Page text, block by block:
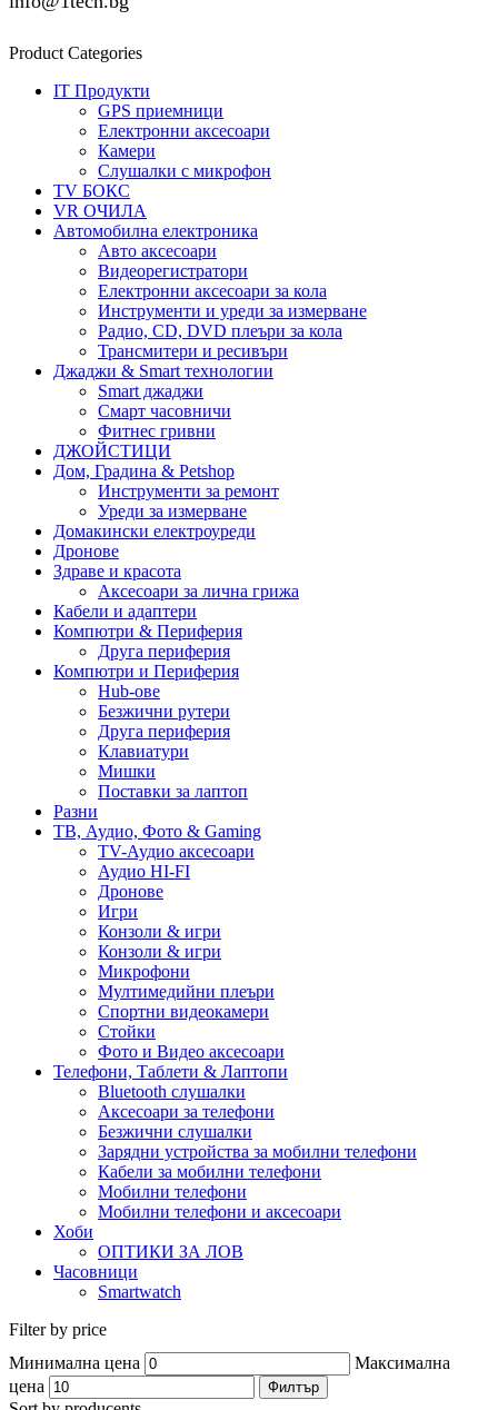
Product Categories
IT Продукти
GPS приемници
Електронни аксесоари
Камери
Слушалки с микрофон
TV БОКС
VR ОЧИЛА
Автомобилна електроника
Авто аксесоари
Видеорегистратори
Електронни аксесоари за кола
Инструменти и уреди за измерване
Радио, CD, DVD плеъри за кола
Трансмитери и ресивъри
Джаджи & Smart технологии
Smart джаджи
Смарт часовничи
Фитнес гривни
ДЖОЙСТИЦИ
Дом, Градина & Petshop
Инструменти за ремонт
Уреди за измерване
Домакински електроуреди
Дронове
Здраве и красота
Аксесоари за лична грижа
Кабели и адаптери
Компютри & Периферия
Друга периферия
Компютри и Периферия
Hub-ове
Безжични рутери
Друга периферия
Клавиатури
Мишки
Поставки за лаптоп
Разни
ТВ, Аудио, Фото & Gaming
TV-Аудио аксесоари
Аудио HI-FI
Дронове
Игри
Конзоли & игри
Конзоли & игри
Микрофони
Мултимедийни плеъри
Спортни видеокамери
Стойки
Фото и Видео аксесоари
Телефони, Таблети & Лаптопи
Bluetooth слушалки
Аксесоари за телефони
Безжични слушалки
Зарядни устройства за мобилни телефони
Кабели за мобилни телефони
Мобилни телефони
Мобилни телефони и аксесоари
Хоби
ОПТИКИ ЗА ЛОВ
Часовници
Smartwatch
Filter by price
Минимална цена
Максимална
цена
Филтър